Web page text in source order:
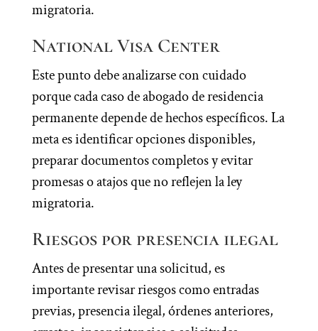
migratoria.
National Visa Center
Este punto debe analizarse con cuidado
porque cada caso de abogado de residencia
permanente depende de hechos específicos. La
meta es identificar opciones disponibles,
preparar documentos completos y evitar
promesas o atajos que no reflejen la ley
migratoria.
Riesgos por presencia ilegal
Antes de presentar una solicitud, es
importante revisar riesgos como entradas
previas, presencia ilegal, órdenes anteriores,